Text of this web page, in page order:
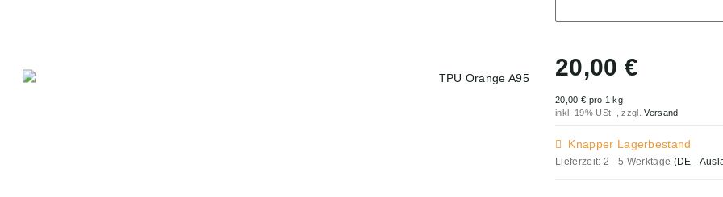
20,00 €
20,00 € pro 1 kg
inkl. 19% USt. , zzgl.Versand
Knapper Lagerbestand
Lieferzeit: 2 - 5 Werktage (DE -